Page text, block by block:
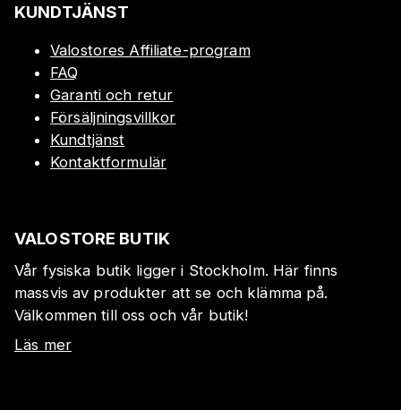
KUNDTJÄNST
Valostores Affiliate-program
FAQ
Garanti och retur
Försäljningsvillkor
Kundtjänst
Kontaktformulär
VALOSTORE BUTIK
Vår fysiska butik ligger i Stockholm. Här finns
massvis av produkter att se och klämma på.
Välkommen till oss och vår butik!
Läs mer